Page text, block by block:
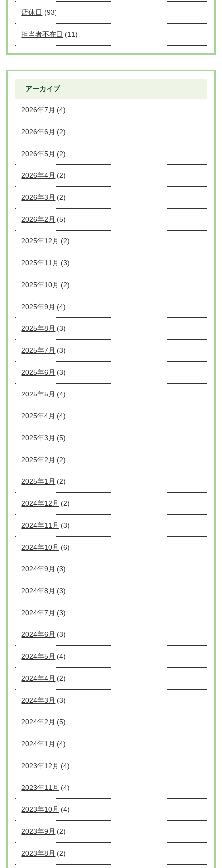
店休日 (93)
担当者不在日 (11)
アーカイブ
2026年7月 (4)
2026年6月 (2)
2026年5月 (2)
2026年4月 (2)
2026年3月 (2)
2026年2月 (5)
2025年12月 (2)
2025年11月 (3)
2025年10月 (2)
2025年9月 (4)
2025年8月 (3)
2025年7月 (3)
2025年6月 (3)
2025年5月 (4)
2025年4月 (4)
2025年3月 (5)
2025年2月 (2)
2025年1月 (2)
2024年12月 (2)
2024年11月 (3)
2024年10月 (6)
2024年9月 (3)
2024年8月 (3)
2024年7月 (3)
2024年6月 (3)
2024年5月 (4)
2024年4月 (2)
2024年3月 (3)
2024年2月 (5)
2024年1月 (4)
2023年12月 (4)
2023年11月 (4)
2023年10月 (4)
2023年9月 (2)
2023年8月 (2)